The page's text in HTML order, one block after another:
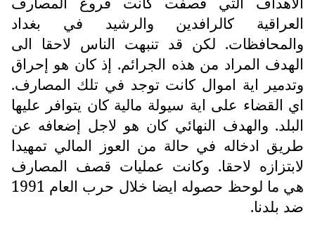
العراقية كالرافدين والرشيد في بغداد
والمحافظات. لكن قد تنبهت الناس لاحقا الى
الهدف المراد من هذه الجرائم. إذ كان هو إحراق
وتدمير اية اموال كانت توجد في تلك المصارف.
اي القضاء على اية سيولة مالية كان يتوافر عليها
البلد. والهدف النهائي كان هو لاجل إضعافه عن
طريق ادخاله في حالة من العوز المالي تمهيدا
لابتزازه لاحقا. وكانت عمليات قصف المصارف
هي ما لوحظ حصوله ايضا خلال حرب العام 1991
ضد بلدنا.